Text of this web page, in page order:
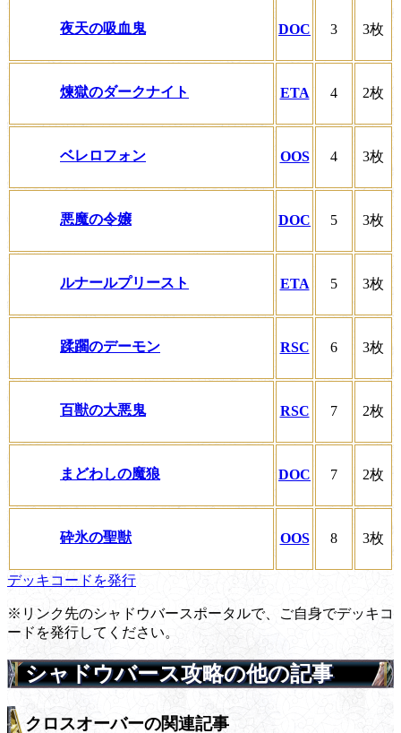
夜天の吸血鬼 DOC 3 3枚
煉獄のダークナイト ETA 4 2枚
ベレロフォン OOS 4 3枚
悪魔の令嬢 DOC 5 3枚
ルナールプリースト ETA 5 3枚
蹂躙のデーモン RSC 6 3枚
百獣の大悪鬼 RSC 7 2枚
まどわしの魔狼 DOC 7 2枚
砕氷の聖獣 OOS 8 3枚
デッキコードを発行
※リンク先のシャドウバースポータルで、ご自身でデッキコ
ードを発行してください。
シャドウバース攻略の他の記事
クロスオーバーの関連記事